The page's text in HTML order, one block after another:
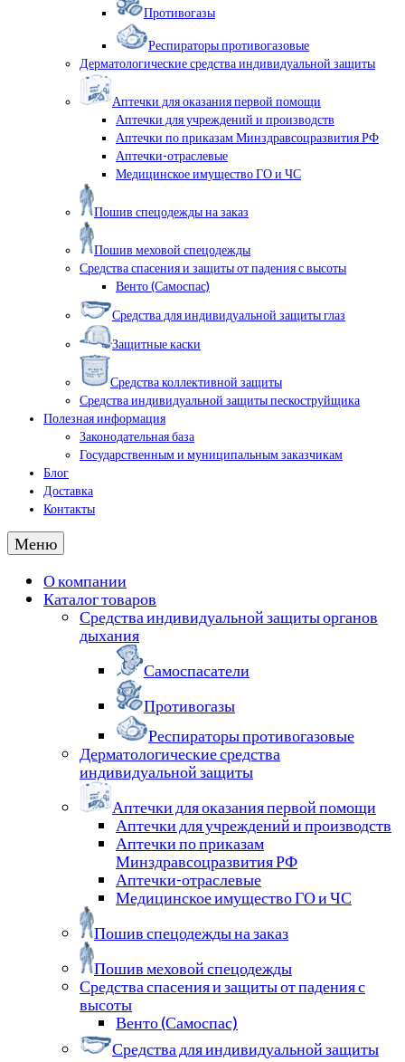
Противогазы
Респираторы противогазовые
Дерматологические средства индивидуальной защиты
Аптечки для оказания первой помощи
Аптечки для учреждений и производств
Аптечки по приказам Минздравсоцразвития РФ
Аптечки-отраслевые
Медицинское имущество ГО и ЧС
Пошив спецодежды на заказ
Пошив меховой спецодежды
Средства спасения и защиты от падения с высоты
Венто (Самоспас)
Средства для индивидуальной защиты глаз
Защитные каски
Средства коллективной защиты
Средства индивидуальной защиты пескоструйщика
Полезная информация
Законодательная база
Государственным и муниципальным заказчикам
Блог
Доставка
Контакты
Меню
О компании
Каталог товаров
Средства индивидуальной защиты органов
дыхания
Самоспасатели
Противогазы
Респираторы противогазовые
Дерматологические средства
индивидуальной защиты
Аптечки для оказания первой помощи
Аптечки для учреждений и производств
Аптечки по приказам
Минздравсоцразвития РФ
Аптечки-отраслевые
Медицинское имущество ГО и ЧС
Пошив спецодежды на заказ
Пошив меховой спецодежды
Средства спасения и защиты от падения с
высоты
Венто (Самоспас)
Средства для индивидуальной защиты